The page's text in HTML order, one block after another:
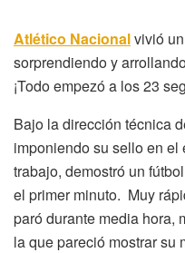
Atlético Nacionalvivió
sorprendiendo y
¡Todo empezó a los 23
Bajo la dirección técnica
imponiendo su sello en
trabajo, demostró un
el primer minuto. Muy
paró durante media hora,
la que pareció mostrar su